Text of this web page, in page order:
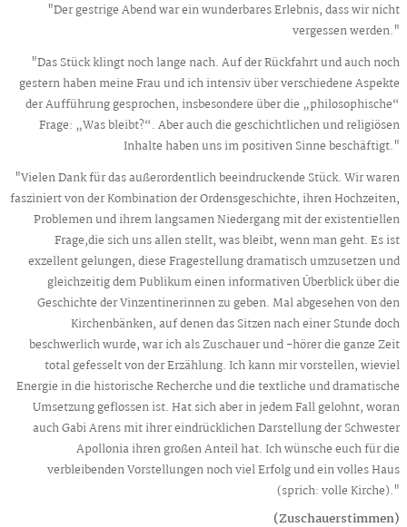
"Der gestrige Abend war ein wunderbares Erlebnis, dass wir nicht
vergessen werden."
"Das Stück klingt noch lange nach. Auf der Rückfahrt und auch noch
gestern haben meine Frau und ich intensiv über verschiedene Aspekte
der Aufführung gesprochen, insbesondere über die „philosophische“
Frage: „Was bleibt?“. Aber auch die geschichtlichen und religiösen
Inhalte haben uns im positiven Sinne beschäftigt."
"Vielen Dank für das außerordentlich beeindruckende Stück. Wir waren
fasziniert von der Kombination der Ordensgeschichte, ihren Hochzeiten,
Problemen und ihrem langsamen Niedergang mit der existentiellen
Frage,die sich uns allen stellt, was bleibt, wenn man geht. Es ist
exzellent gelungen, diese Fragestellung dramatisch umzusetzen und
gleichzeitig dem Publikum einen informativen Überblick über die
Geschichte der Vinzentinerinnen zu geben. Mal abgesehen von den
Kirchenbänken, auf denen das Sitzen nach einer Stunde doch
beschwerlich wurde, war ich als Zuschauer und -hörer die ganze Zeit
total gefesselt von der Erzählung. Ich kann mir vorstellen, wieviel
Energie in die historische Recherche und die textliche und dramatische
Umsetzung geflossen ist. Hat sich aber in jedem Fall gelohnt, woran
auch Gabi Arens mit ihrer eindrücklichen Darstellung der Schwester
Apollonia ihren großen Anteil hat. Ich wünsche euch für die
verbleibenden Vorstellungen noch viel Erfolg und ein volles Haus
(sprich: volle Kirche)."
(Zuschauerstimmen)